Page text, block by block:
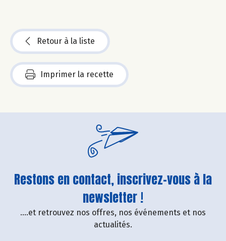
Retour à la liste
Imprimer la recette
Restons en contact, inscrivez-vous à la
newsletter !
....et retrouvez nos offres, nos événements et nos
actualités.